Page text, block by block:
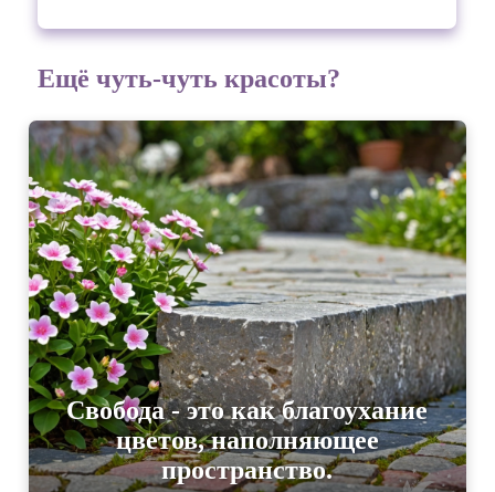
Ещё чуть-чуть красоты?
Свобода - это как благоухание
цветов, наполняющее
пространство.